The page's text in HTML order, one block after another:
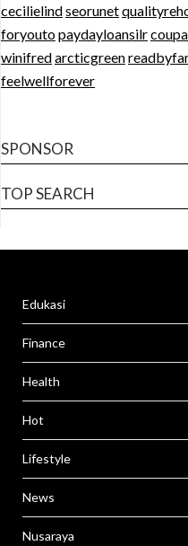
cecilielindseorunet
foryoutopaydayloansilr
winifredarcticgreen
feelwellforever
SPONSOR
TOP SEARCH
Edukasi
Finance
Health
Hot
Lifestyle
News
Nusaraya